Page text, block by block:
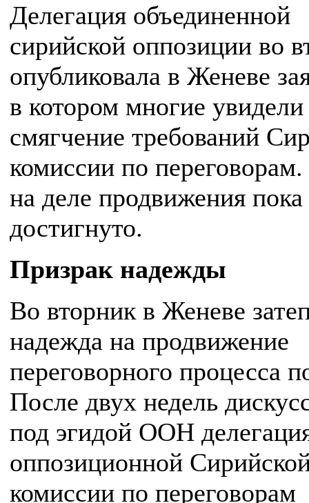
Делегация объединенной
сирийской оппозиции во
опубликовала в Женеве
в котором многие увидели
смягчение требований
комиссии по
на деле продвижения
достигнуто.
Призрак надежды
Во вторник в Женеве
надежда на продвижение
переговорного процесса
После двух недель
под эгидой ООН
оппозиционной
комиссии по переговорам